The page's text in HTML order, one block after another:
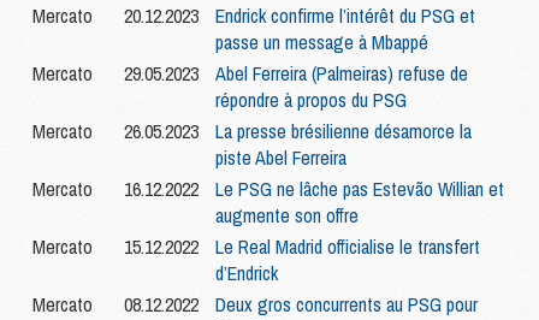
Mercato
20.12.2023
Endrick confirme l’intérêt du PSG et
passe un message à Mbappé
Mercato
29.05.2023
Abel Ferreira (Palmeiras) refuse de
répondre à propos du PSG
Mercato
26.05.2023
La presse brésilienne désamorce la
piste Abel Ferreira
Mercato
16.12.2022
Le PSG ne lâche pas Estevão Willian et
augmente son offre
Mercato
15.12.2022
Le Real Madrid officialise le transfert
d’Endrick
Mercato
08.12.2022
Deux gros concurrents au PSG pour